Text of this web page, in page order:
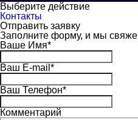
Выберите действие
Контакты
Отправить заявку
Заполните форму, и мы
Ваше Имя*
Ваш E-mail *
Ваш Телефон*
Комментарий